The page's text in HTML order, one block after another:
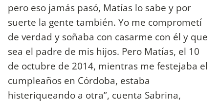
pero eso jamás pasó, Matías lo sabe y por
suerte la gente también. Yo me comprometí
de verdad y soñaba con casarme con él y que
sea el padre de mis hijos. Pero Matías, el 10
de octubre de 2014, mientras me festejaba el
cumpleaños en Córdoba, estaba
histeriqueando a otra”, cuenta Sabrina,